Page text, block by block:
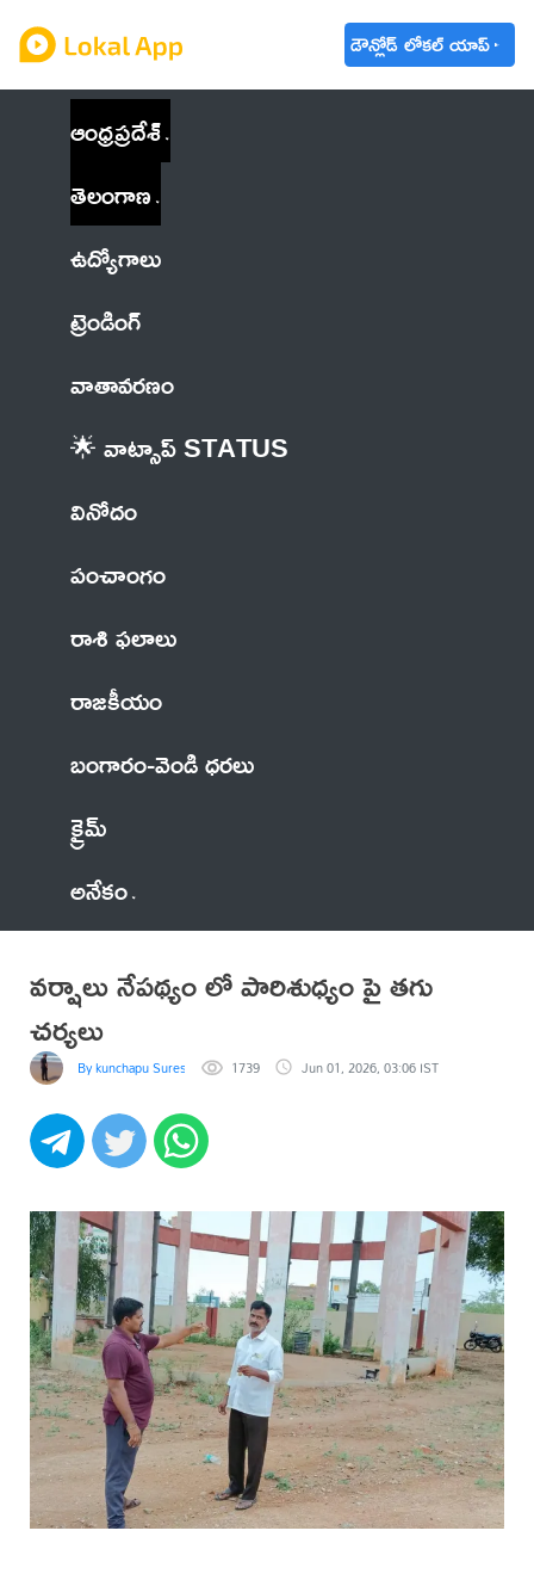
డౌన్లోడ్ లోకల్ యాప్
ఆంధ్రప్రదేశ్
తెలంగాణ
ఉద్యోగాలు
ట్రెండింగ్
వాతావరణం
🌟 వాట్సాప్ STATUS
వినోదం
పంచాంగం
రాశి ఫలాలు
రాజకీయం
బంగారం-వెండి ధరలు
క్రైమ్
అనేకం
వర్షాలు నేపథ్యం లో పారిశుధ్యం పై తగు
చర్యలు
By kunchapu Suresh 1739 Jun 01, 2026, 03:06 IST